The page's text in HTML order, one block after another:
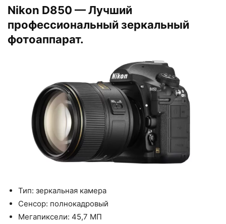
Nikon D850 — Лучший
профессиональный зеркальный
фотоаппарат.
Тип: зеркальная камера
Сенсор: полнокадровый
Мегапиксели: 45,7 МП